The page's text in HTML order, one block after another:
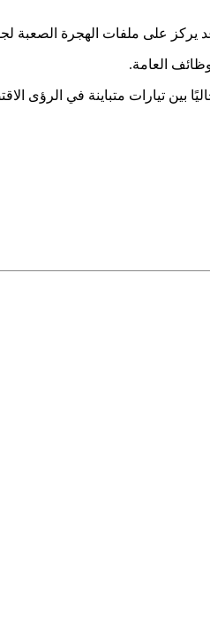
يركز على ملفات الهجرة الصعبة
العامة.
بين تيارات متباينة في الرؤى